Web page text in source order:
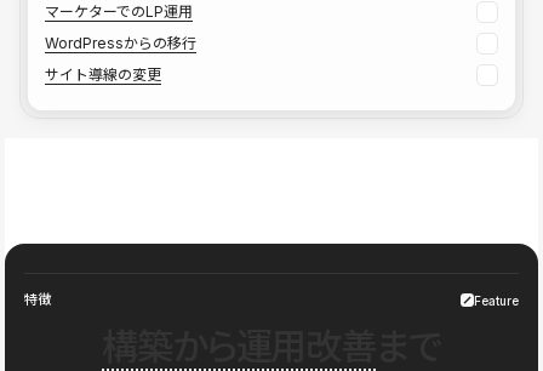
マーケターでのLP運用
WordPressからの移行
サイト導線の変更
特徴 Feature